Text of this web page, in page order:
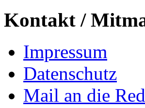
Kontakt /
Impressum
Datenschutz
Mail an die